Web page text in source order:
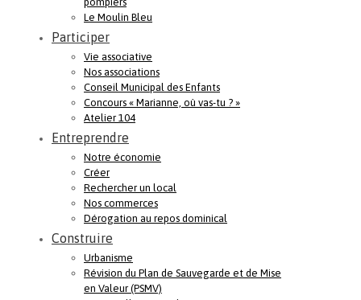
Le Moulin Bleu
Participer
Vie associative
Nos associations
Conseil Municipal des Enfants
Concours « Marianne, où vas-tu ? »
Atelier 104
Entreprendre
Notre économie
Créer
Rechercher un local
Nos commerces
Dérogation au repos dominical
Construire
Urbanisme
Révision du Plan de Sauvegarde et de Mise
en Valeur (PSMV)